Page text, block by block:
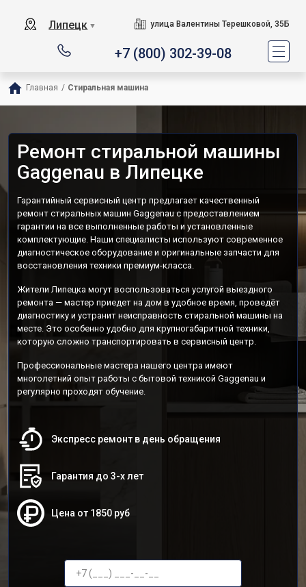
Липецк ▼ улица Валентины Терешковой, 35Б
+7 (800) 302-39-08
Главная / Стиральная машина
Ремонт стиральной машины
Gaggenau в Липецке
Гарантийный сервисный центр предлагает качественный
ремонт стиральных машин Gaggenau с предоставлением
гарантии на все выполненные работы и установленные
комплектующие. Наши специалисты используют современное
диагностическое оборудование и оригинальные запчасти для
восстановления техники премиум-класса.
Жители Липецка могут воспользоваться услугой выездного
ремонта — мастер приедет на дом в удобное время, проведёт
диагностику и устранит неисправность стиральной машины на
месте. Это особенно удобно для крупногабаритной техники,
которую сложно транспортировать в сервисный центр.
Профессиональные мастера нашего центра имеют
многолетний опыт работы с бытовой техникой Gaggenau и
регулярно проходят обучение.
Экспресс ремонт в день обращения
Гарантия до 3-х лет
Цена от 1850 руб